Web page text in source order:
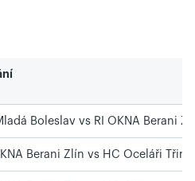
Boleslav vs RI OKNA Berani
Berani Zlín vs HC Oceláři